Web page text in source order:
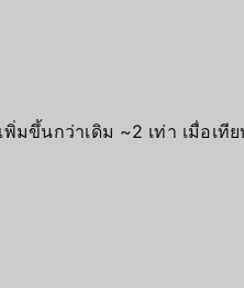
ขึ้นกว่าเดิม ~2 เท่า เมื่อเที